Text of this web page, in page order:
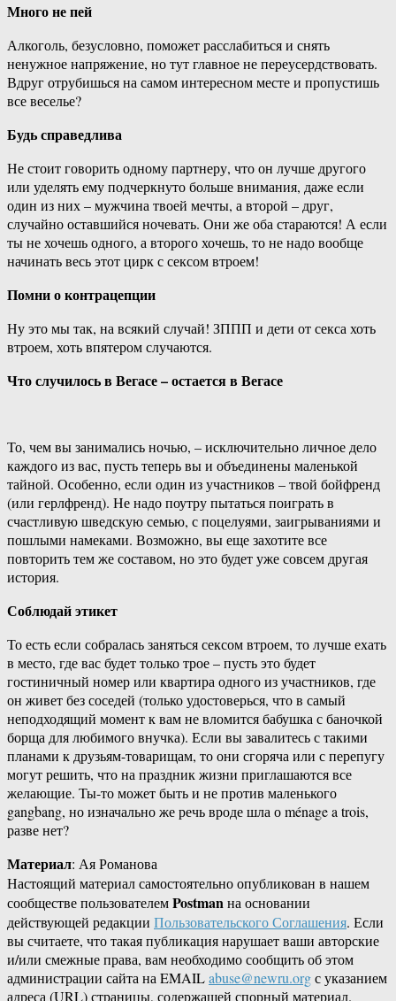
Много не пей
Алкоголь, безусловно, поможет расслабиться и снять
ненужное напряжение, но тут главное не переусердствовать.
Вдруг отрубишься на самом интересном месте и пропустишь
все веселье?
Будь справедлива
Не стоит говорить одному партнеру, что он лучше другого
или уделять ему подчеркнуто больше внимания, даже если
один из них – мужчина твоей мечты, а второй – друг,
случайно оставшийся ночевать. Они же оба стараются! А если
ты не хочешь одного, а второго хочешь, то не надо вообще
начинать весь этот цирк с сексом втроем!
Помни о контрацепции
Ну это мы так, на всякий случай! ЗППП и дети от секса хоть
втроем, хоть впятером случаются.
Что случилось в Вегасе – остается в Вегасе
То, чем вы занимались ночью, – исключительно личное дело
каждого из вас, пусть теперь вы и объединены маленькой
тайной. Особенно, если один из участников – твой бойфренд
(или герлфренд). Не надо поутру пытаться поиграть в
счастливую шведскую семью, с поцелуями, заигрываниями и
пошлыми намеками. Возможно, вы еще захотите все
повторить тем же составом, но это будет уже совсем другая
история.
Соблюдай этикет
То есть если собралась заняться сексом втроем, то лучше ехать
в место, где вас будет только трое – пусть это будет
гостиничный номер или квартира одного из участников, где
он живет без соседей (только удостоверься, что в самый
неподходящий момент к вам не вломится бабушка с баночкой
борща для любимого внучка). Если вы завалитесь с такими
планами к друзьям-товарищам, то они сгоряча или с перепугу
могут решить, что на праздник жизни приглашаются все
желающие. Ты-то может быть и не против маленького
gangbang, но изначально же речь вроде шла о ménage a trois,
разве нет?
Материал: Ая Романова
Настоящий материал самостоятельно опубликован в нашем
сообществе пользователемPostmanна основании
действующей редакции Пользовательского Соглашения. Если
вы считаете, что такая публикация нарушает ваши авторские
и/или смежные права, вам необходимо сообщить об этом
администрации сайта на EMAILabuse@newru.orgс указанием
адреса (URL) страницы, содержащей спорный материал.